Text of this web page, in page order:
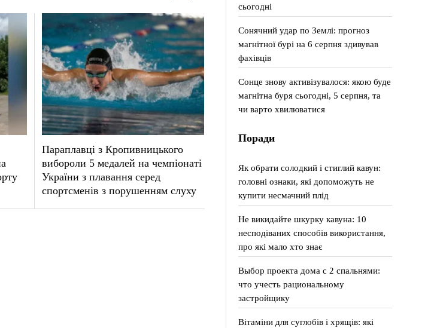
Параплавці з Кропивницького
вибороли 5 медалей на чемпіонаті
України з плавання серед
спортсменів з порушенням слуху
сьогодні
Сонячний удар по Землі: прогноз
магнітної бурі на 6 серпня здивував
фахівців
Сонце знову активізувалося: якою буде
магнітна буря сьогодні, 5 серпня, та
чи варто хвилюватися
Поради
Як обрати солодкий і стиглий кавун:
головні ознаки, які допоможуть не
купити несмачний плід
Не викидайте шкурку кавуна: 10
несподіваних способів використання,
про які мало хто знає
Выбор проекта дома с 2 спальнями:
что учесть рациональному
застройщику
Вітаміни для суглобів і хрящів: які